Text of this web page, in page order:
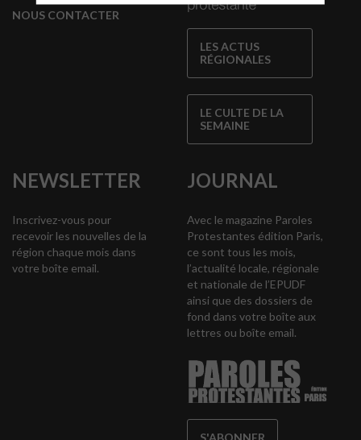
NOUS CONTACTER
LES ACTUS
RÉGIONALES
LE CULTE DE LA
SEMAINE
NEWSLETTER
Inscrivez-vous pour
recevoir les nouvelles de la
région chaque mois dans
votre boîte email.
JOURNAL
Avec le magazine Paroles
Protestantes édition Paris,
ce sont tous les mois,
l’actualité locale, régionale
et nationale de l’EPUDF
ainsi que des dossiers de
fond dans votre boîte aux
lettres ou boîte email.
S'ABONNER